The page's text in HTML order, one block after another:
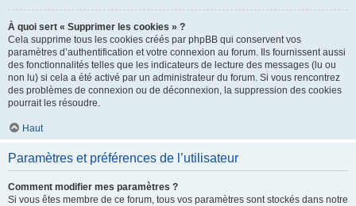
À quoi sert « Supprimer les cookies » ?
Cela supprime tous les cookies créés par phpBB qui conservent vos
paramètres d’authentification et votre connexion au forum. Ils fournissent aussi
des fonctionnalités telles que les indicateurs de lecture des messages (lu ou
non lu) si cela a été activé par un administrateur du forum. Si vous rencontrez
des problèmes de connexion ou de déconnexion, la suppression des cookies
pourrait les résoudre.
Haut
Paramètres et préférences de l’utilisateur
Comment modifier mes paramètres ?
Si vous êtes membre de ce forum, tous vos paramètres sont stockés dans notre